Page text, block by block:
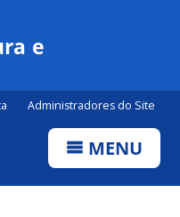
e
Administradores do Site
MENU